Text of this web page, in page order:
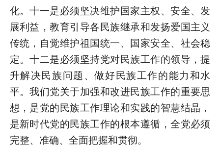
化。十一是必须坚决维护国家主权、安全、发
展利益，教育引导各民族继承和发扬爱国主义
传统，自觉维护祖国统一、国家安全、社会稳
定。十二是必须坚持党对民族工作的领导，提
升解决民族问题、做好民族工作的能力和水
平。我们党关于加强和改进民族工作的重要思
想，是党的民族工作理论和实践的智慧结晶，
是新时代党的民族工作的根本遵循，全党必须
完整、准确、全面把握和贯彻。